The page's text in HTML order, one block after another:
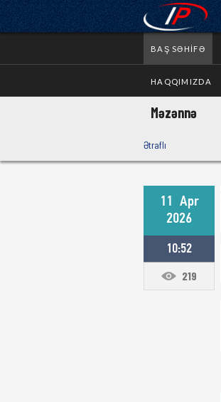
BAŞ SƏHIFƏ
HAQQIMIZDA
Məzənnə
Ətraflı
11 Apr
2026
10:52
219